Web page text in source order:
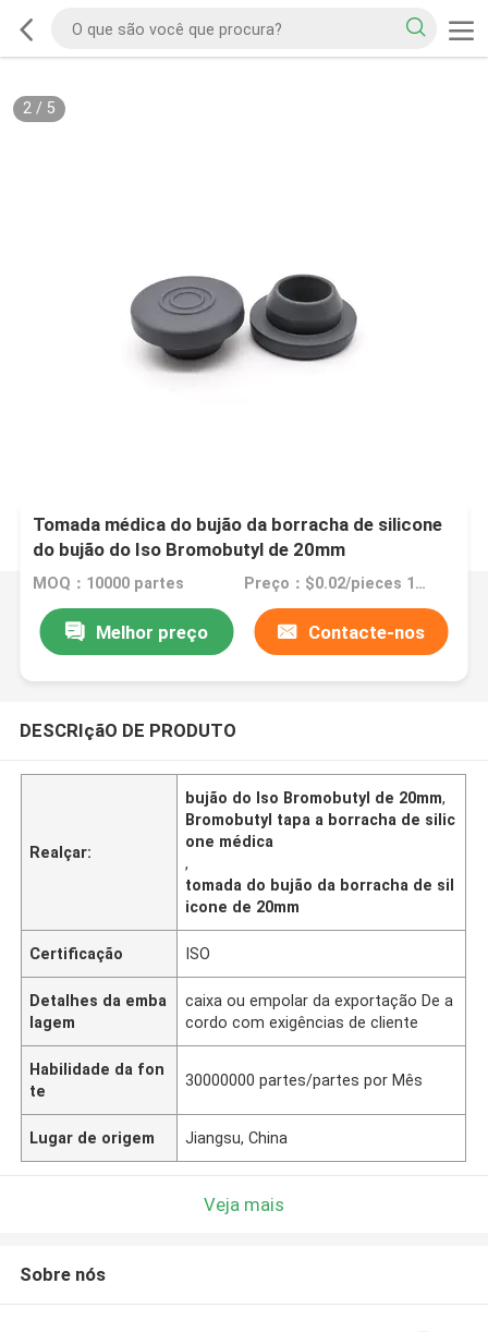
2/ 5
Tomada médica do bujão da borracha de silicone
do bujão do Iso Bromobutyl de 20mm
MOQ：10000 partes Preço：$0.02/pieces 10000-99999 pieces
Melhor preço Contacte-nos
DESCRIçãO DE PRODUTO
Realçar:
bujão do Iso Bromobutyl de 20mm,
Bromobutyl tapa a borracha de silic
one médica
,
tomada do bujão da borracha de sil
icone de 20mm
Certificação ISO
Detalhes da emba
lagem
caixa ou empolar da exportação De a
cordo com exigências de cliente
Habilidade da fon
te
30000000 partes/partes por Mês
Lugar de origem Jiangsu, China
Veja mais
Sobre nós